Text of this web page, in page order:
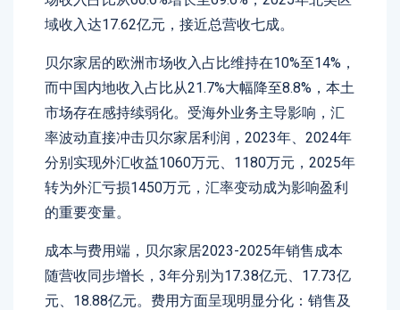
域收入达17.62亿元，接近总营收七成。
贝尔家居的欧洲市场收入占比维持在10%至14%，
而中国内地收入占比从21.7%大幅降至8.8%，本土
市场存在感持续弱化。受海外业务主导影响，汇
率波动直接冲击贝尔家居利润，2023年、2024年
分别实现外汇收益1060万元、1180万元，2025年
转为外汇亏损1450万元，汇率变动成为影响盈利
的重要变量。
成本与费用端，贝尔家居2023-2025年销售成本
随营收同步增长，3年分别为17.38亿元、17.73亿
元、18.88亿元。费用方面呈现明显分化：销售及